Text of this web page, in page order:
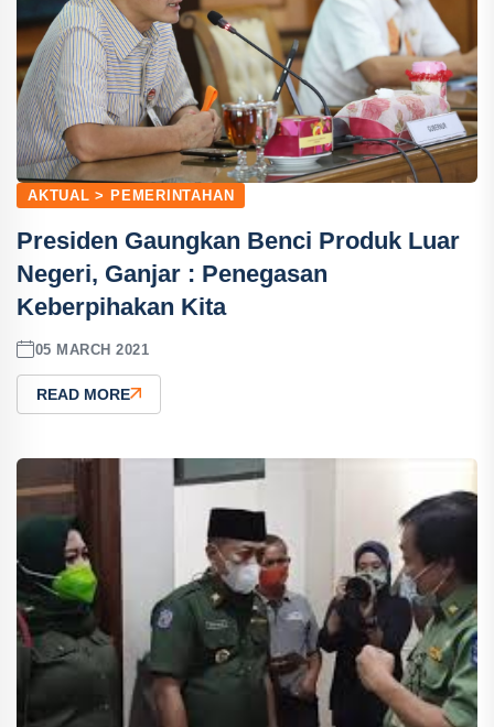
AKTUAL > PEMERINTAHAN
Presiden Gaungkan Benci Produk Luar
Negeri, Ganjar : Penegasan
Keberpihakan Kita
05 MARCH 2021
READ MORE